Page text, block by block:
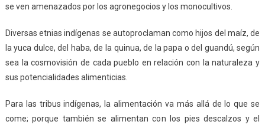
se ven amenazados por los agronegocios y los monocultivos.
Diversas etnias indígenas se autoproclaman como hijos del maíz, de
la yuca dulce, del haba, de la quinua, de la papa o del guandú, según
sea la cosmovisión de cada pueblo en relación con la naturaleza y
sus potencialidades alimenticias.
Para las tribus indígenas, la alimentación va más allá de lo que se
come; porque también se alimentan con los pies descalzos y el